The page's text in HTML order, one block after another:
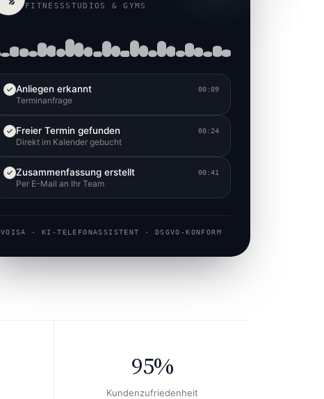
FITNESSSTUDIOS & GYMS
Anliegen erkannt
Terminanfrage
00:09
Freier Termin gefunden
Direkt im Kalender gebucht
00:24
Zusammenfassung erstellt
Per E-Mail an Ihr Team
00:41
VOISA · KI-TELEFONASSISTENT · DSGVO-KONFORM
95%
Kundenzufriedenheit